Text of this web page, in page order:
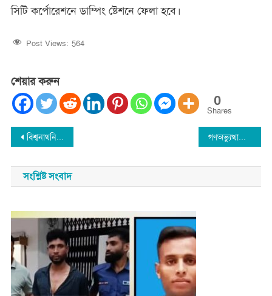
সিটি কর্পোরেশনে ডাম্পিং ষ্টেশনে ফেলা হবে।
Post Views: 564
শেয়ার করুন
0
Shares
Post
navigation
বিশ্বনাথনিউজ বিশ্বনাথ সেরা হাফেজ প্রতিযোগিতা উপলক্ষ্যে ইফতার মাহফিল অনুষ্ঠিত গণঅভ্যুত্থানের মালিকানা সমস্ত জনগনের : বিশ্বনাথে মুনতাসির আলী
সংশ্লিষ্ট সংবাদ